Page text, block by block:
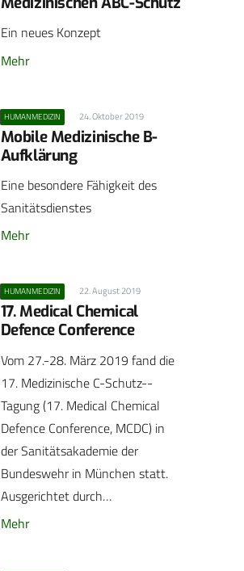
Ein neues Konzept
Mehr
HUMANMEDIZIN 24. Oktober 2019
Mobile Medizinische B-
Aufklärung
Eine besondere Fähigkeit des
Sanitätsdienstes
Mehr
HUMANMEDIZIN 22. August 2019
17. Medical Chemical
Defence Conference
Vom 27.-28. März 2019 fand die
17. Medizinische C-Schutz-­
Tagung (17. Medical Chemical
Defence Conference, MCDC) in
der Sanitätsakademie der
Bundeswehr in München statt.
Ausgerichtet durch…
Mehr